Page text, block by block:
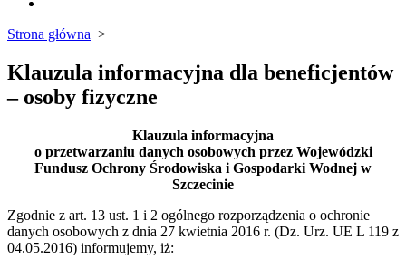
Strona główna >
Klauzula informacyjna dla beneficjentów
– osoby fizyczne
Klauzula informacyjna
o przetwarzaniu danych osobowych przez Wojewódzki
Fundusz Ochrony Środowiska i Gospodarki Wodnej w
Szczecinie
Zgodnie z art. 13 ust. 1 i 2 ogólnego rozporządzenia o ochronie
danych osobowych z dnia 27 kwietnia 2016 r. (Dz. Urz. UE L 119 z
04.05.2016) informujemy, iż: